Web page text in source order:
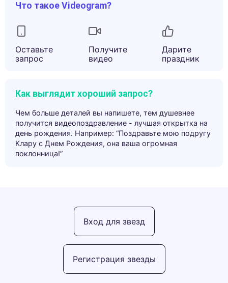
Что такое Videogram?
Оставьте
запрос
Получите
видео
Дарите
праздник
Как выглядит хороший запрос?
Чем больше деталей вы напишете, тем душевнее
получится видеопоздравление - лучшая открытка на
день рождения. Например: “Поздравьте мою подругу
Клару с Днем Рождения, она ваша огромная
поклонница!”
Регистрация звезды
Вход для звезд